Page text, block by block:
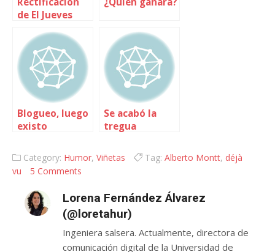
de El Jueves
Blogueo, luego
existo
Se acabó la
tregua
Category: Humor, Viñetas Tag: Alberto Montt, déjà
vu
5 Comments
Lorena Fernández Álvarez
(@loretahur)
Ingeniera salsera. Actualmente, directora de
comunicación digital de la Universidad de